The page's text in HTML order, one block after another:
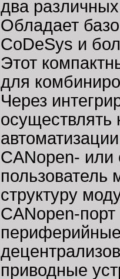
два
Обладает
CoDeSys и
Этот
для
Через
осуществлять
CANopen- или
пользователь
структуру
CANopen-
приводные